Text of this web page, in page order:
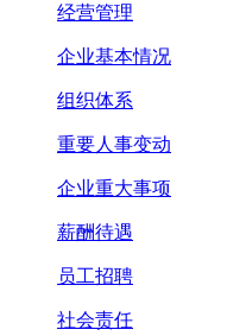
经营管理
企业基本情况
组织体系
重要人事变动
企业重大事项
薪酬待遇
员工招聘
社会责任